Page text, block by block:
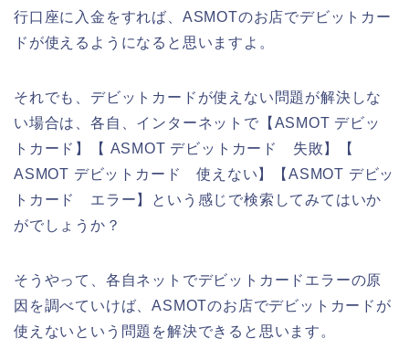
行口座に入金をすれば、ASMOTのお店でデビットカー
ドが使えるようになると思いますよ。
それでも、デビットカードが使えない問題が解決しな
い場合は、各自、インターネットで【ASMOT デビッ
トカード】【 ASMOT デビットカード 失敗】【
ASMOT デビットカード 使えない】【ASMOT デビッ
トカード エラー】という感じで検索してみてはいか
がでしょうか？
そうやって、各自ネットでデビットカードエラーの原
因を調べていけば、ASMOTのお店でデビットカードが
使えないという問題を解決できると思います。